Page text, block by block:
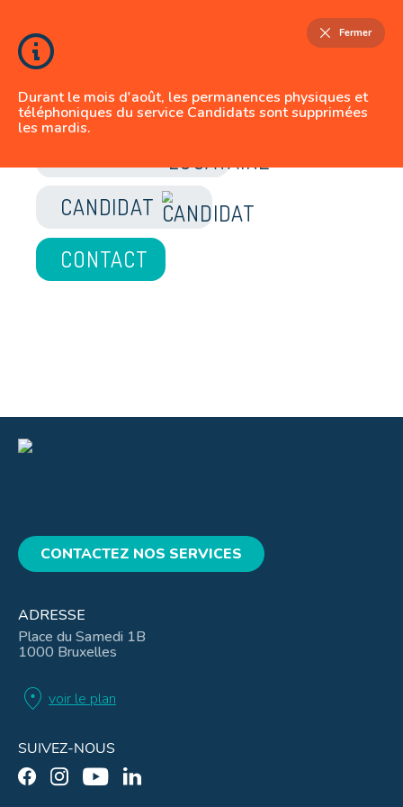
Durant le mois d'août, les permanences physiques et
téléphoniques du service Candidats sont supprimées
les mardis.
Fermer
JE SUIS
LOCATAIRE
CANDIDAT
CONTACTEZ NOS SERVICES
ADRESSE
Place du Samedi 1B
1000 Bruxelles
location_on voir le plan
SUIVEZ-NOUS